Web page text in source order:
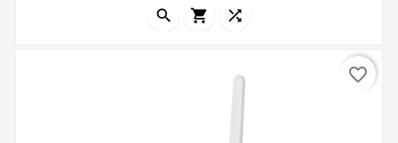
condiciones de luz...
  
favorite_border